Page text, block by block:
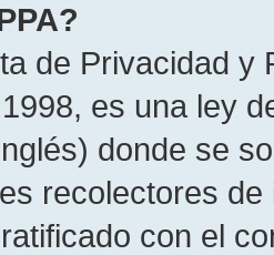
de Privacidad
es una ley
donde se
recolectores
con el